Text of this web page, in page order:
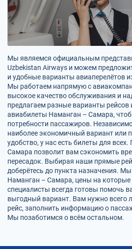
Мы являемся официальным
Uzbekistan Airways и можем
и удобные варианты авиаперелётов
Мы работаем напрямую с
высокое качество обслуживания и
предлагаем разные варианты рейсов
авиабилеты Наманган – Самара,
потребности пассажиров.
наиболее экономичный вариант или
удобство, у нас есть билеты для
Самара позволит вам сэкономить
пересадок. Выбирая наши прямые
доберётесь до пункта назначения.
Наманган – Самара, цены на
специалисты всегда готовы помочь
выгодный вариант. Вам нужно
рейс, заполнить информацию о
Мы позаботимся о всём остальном.